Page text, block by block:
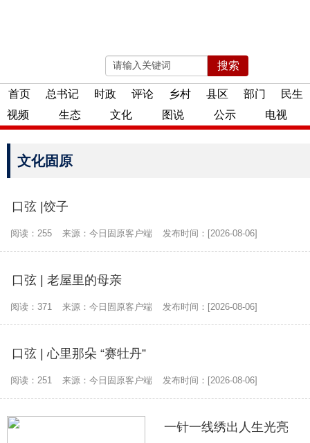
搜索
2026年08月08日 星期六
首页 总书记 时政 评论 乡村 县区 部门
民生
视频
生态 文化 图说 公示 电视
文化固原
口弦 |饺子
阅读：255 来源：今日固原客户端 发布时间：[2026-08-06]
口弦 | 老屋里的母亲
阅读：371 来源：今日固原客户端 发布时间：[2026-08-06]
口弦 | 心里那朵 “赛牡丹”
阅读：251 来源：今日固原客户端 发布时间：[2026-08-06]
一针一线绣出人生光亮